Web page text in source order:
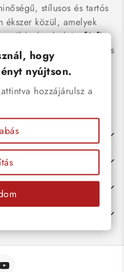
stílusos és tartós
ékszer közül, amelyek
darabok is:férfi
és
a
időtálló ékszerek közül
mindennapi
hogy
nyújtson.
hozzájárulsz a